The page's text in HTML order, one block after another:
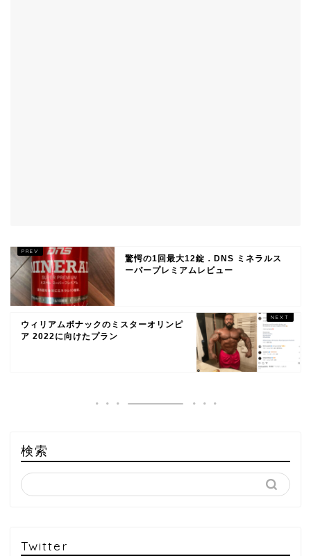
驚愕の1回最大12錠．DNS ミネラルス
ーパープレミアムレビュー
ウィリアムボナックのミスターオリンピ
ア 2022に向けたプラン
検索
Twitter